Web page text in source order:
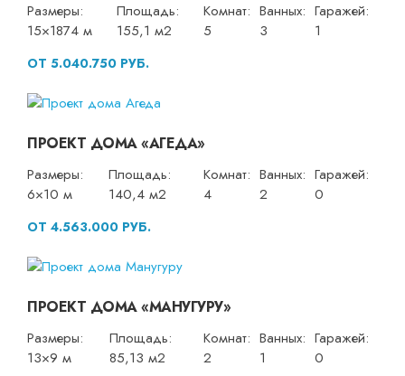
Размеры:
15×1874 м
Площадь:
155,1 м2
Комнат:
5
Ванных:
3
Гаражей:
1
ОТ 5.040.750 РУБ.
ПРОЕКТ ДОМА «АГЕДА»
Размеры:
6×10 м
Площадь:
140,4 м2
Комнат:
4
Ванных:
2
Гаражей:
0
ОТ 4.563.000 РУБ.
ПРОЕКТ ДОМА «МАНУГУРУ»
Размеры:
13×9 м
Площадь:
85,13 м2
Комнат:
2
Ванных:
1
Гаражей:
0